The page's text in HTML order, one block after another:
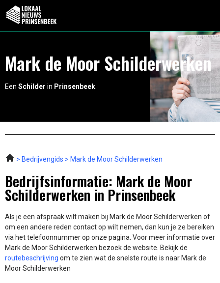
Mark de Moor Schilderwerken
Een Schilder in Prinsenbeek
Bedrijvengids Mark de Moor Schilderwerken
Bedrijfsinformatie: Mark de Moor
Schilderwerken in Prinsenbeek
Als je een afspraak wilt maken bij Mark de Moor Schilderwerken of
om een andere reden contact op wilt nemen, dan kun je ze bereiken
via het telefoonnummer op onze pagina. Voor meer informatie over
Mark de Moor Schilderwerken bezoek de website. Bekijk de
routebeschrijving om te zien wat de snelste route is naar Mark de
Moor Schilderwerken